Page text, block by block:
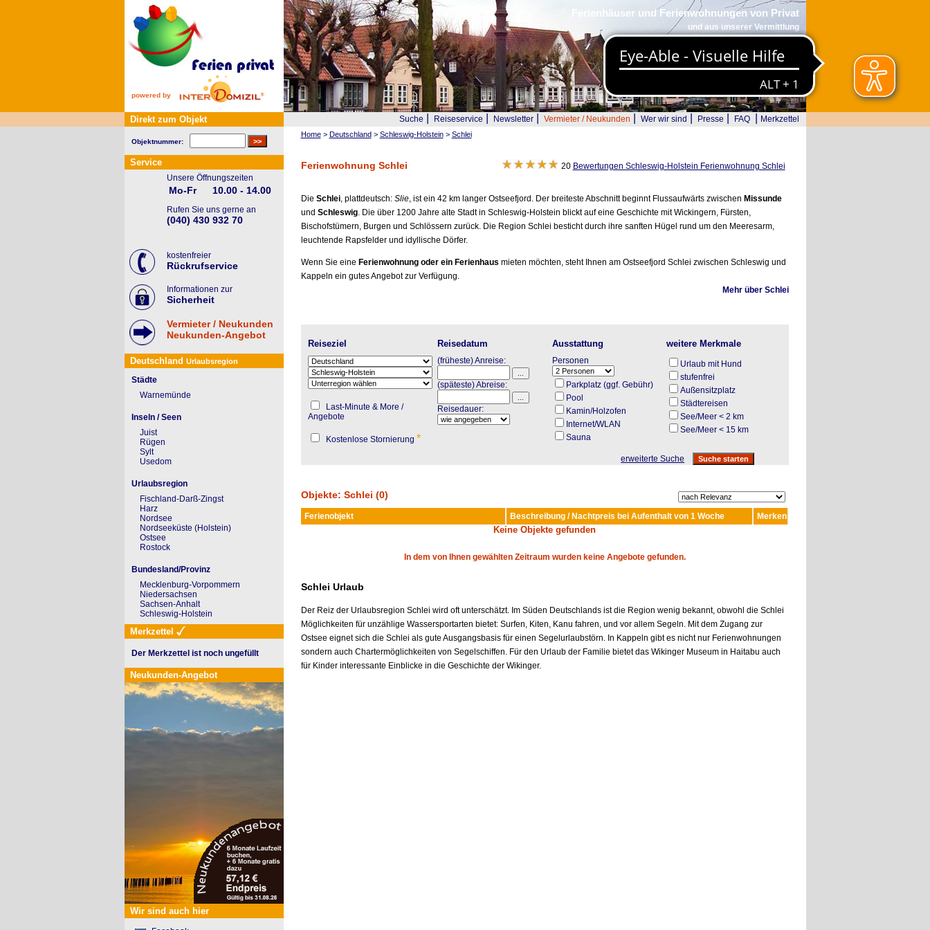
powered by
Ferienhäuser und Ferienwohnungen von Privat
und aus unserer Vermittlung
Suche Reiseservice Newsletter| Vermieter / Neukunden Wer wir sind Presse FAQ Merkzettel
Home> Deutschland> Schleswig-Holstein> Schlei
Ferienwohnung Schlei 20 Bewertungen Schleswig-Holstein Ferienwohnung Schlei
Die Schlei, plattdeutsch: Slie, ist ein 42 km langer Ostseefjord. Der breiteste Abschnitt beginnt Flussaufwärts zwischen Missunde
und Schleswig. Die über 1200 Jahre alte Stadt in Schleswig-Holstein blickt auf eine Geschichte mit Wickingern, Fürsten,
Bischofstümern, Burgen und Schlössern zurück. Die Region Schlei besticht durch ihre sanften Hügel rund um den Meeresarm,
leuchtende Rapsfelder und idyllische Dörfer.
Wenn Sie eine Ferienwohnung oder ein Ferienhaus mieten möchten, steht Ihnen am Ostseefjord Schlei zwischen Schleswig und
Kappeln ein gutes Angebot zur Verfügung.
Mehr über Schlei
Reiseziel
Last-Minute & More /
Angebote
Kostenlose Stornierung *
Reisedatum
(früheste) Anreise:
(späteste) Abreise:
Reisedauer:
Ausstattung
Personen
Parkplatz (ggf. Gebühr)
Pool
Kamin/Holzofen
Internet/WLAN
Sauna
weitere Merkmale
Urlaub mit Hund
stufenfrei
Außensitzplatz
Städtereisen
See/Meer < 2 km
See/Meer < 15 km
erweiterte Suche
Objekte: Schlei (0)
Ferienobjekt Beschreibung / Nachtpreis bei Aufenthalt von 1 Woche Merken
Keine Objekte gefunden
In dem von Ihnen gewählten Zeitraum wurden keine Angebote gefunden.
Direkt zum Objekt
Objektnummer:
Schlei Urlaub
Der Reiz der Urlaubsregion Schlei wird oft unterschätzt. Im Süden Deutschlands ist die Region wenig bekannt, obwohl die Schlei
Möglichkeiten für unzählige Wassersportarten bietet: Surfen, Kiten, Kanu fahren, und vor allem Segeln. Mit dem Zugang zur
Ostsee eignet sich die Schlei als gute Ausgangsbasis für einen Segelurlaubstörn. In Kappeln gibt es nicht nur Ferienwohnungen
sondern auch Chartermöglichkeiten von Segelschiffen. Für den Urlaub der Familie bietet das Wikinger Museum in Haitabu auch
für Kinder interessante Einblicke in die Geschichte der Wikinger.
Service
Unsere Öffnungszeiten
Mo-Fr 10.00 - 14.00
Rufen Sie uns gerne an
(040) 430 932 70
kostenfreier
Rückrufservice
Informationen zur
Sicherheit
Vermieter / Neukunden
Neukunden-Angebot
Deutschland Urlaubsregion
Städte
Warnemünde
Inseln / Seen
Juist
Rügen
Sylt
Usedom
Urlaubsregion
Fischland-Darß-Zingst
Harz
Nordsee
Nordseeküste (Holstein)
Ostsee
Rostock
Bundesland/Provinz
Mecklenburg-Vorpommern
Niedersachsen
Sachsen-Anhalt
Schleswig-Holstein
Merkzettel
Der Merkzettel ist noch ungefüllt
Neukunden-Angebot
Wir sind auch hier